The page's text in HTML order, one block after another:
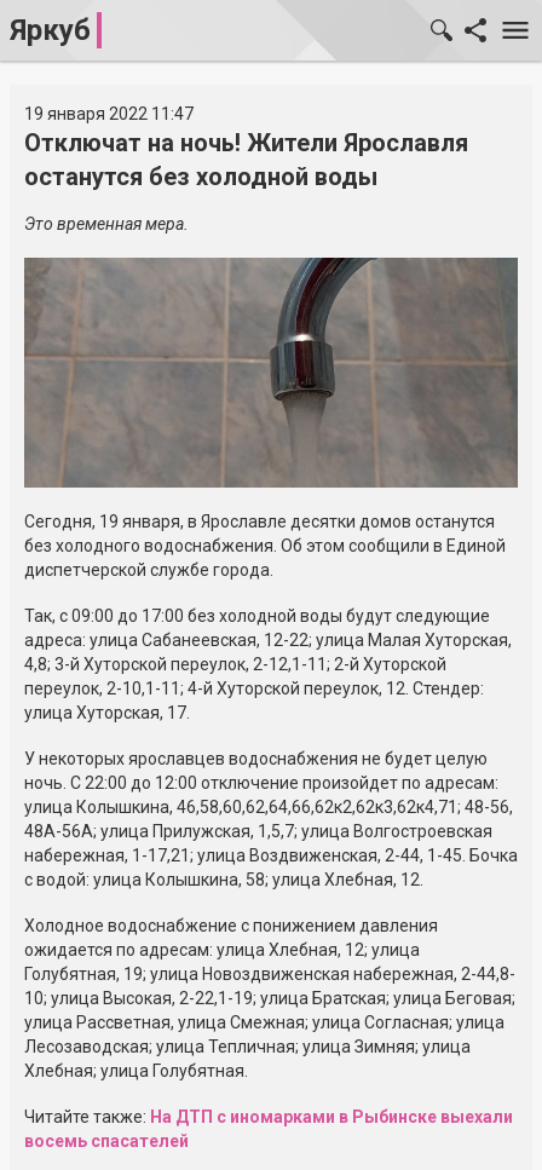
Яркуб
19 января 2022 11:47
Отключат на ночь! Жители Ярославля
останутся без холодной воды
Это временная мера.
Сегодня, 19 января, в Ярославле десятки домов останутся
без холодного водоснабжения. Об этом сообщили в Единой
диспетчерской службе города.
Так, с 09:00 до 17:00 без холодной воды будут следующие
адреса: улица Сабанеевская, 12-22; улица Малая Хуторская,
4,8; 3-й Хуторской переулок, 2-12,1-11; 2-й Хуторской
переулок, 2-10,1-11; 4-й Хуторской переулок, 12. Стендер:
улица Хуторская, 17.
У некоторых ярославцев водоснабжения не будет целую
ночь. С 22:00 до 12:00 отключение произойдет по адресам:
улица Колышкина, 46,58,60,62,64,66,62к2,62к3,62к4,71; 48-56,
48А-56А; улица Прилужская, 1,5,7; улица Волгостроевская
набережная, 1-17,21; улица Воздвиженская, 2-44, 1-45. Бочка
с водой: улица Колышкина, 58; улица Хлебная, 12.
Холодное водоснабжение с понижением давления
ожидается по адресам: улица Хлебная, 12; улица
Голубятная, 19; улица Новоздвиженская набережная, 2-44,8-
10; улица Высокая, 2-22,1-19; улица Братская; улица Беговая;
улица Рассветная, улица Смежная; улица Согласная; улица
Лесозаводская; улица Тепличная; улица Зимняя; улица
Хлебная; улица Голубятная.
Читайте также: На ДТП с иномарками в Рыбинске выехали
восемь спасателей